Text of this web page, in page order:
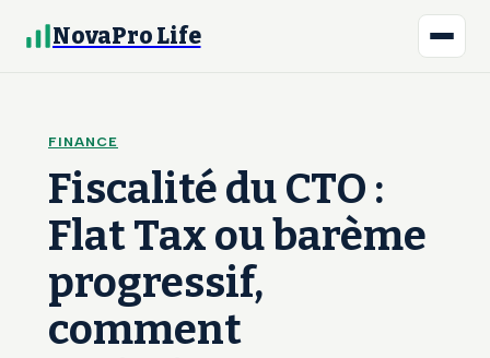
NovaPro Life
FINANCE
Fiscalité du CTO :
Flat Tax ou barème
progressif,
comment